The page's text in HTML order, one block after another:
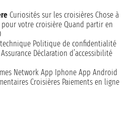
Curiosités sur les croisières Chose à
pour votre croisière Quand partir en
Politique de confidentialité
Assurance Déclaration d’accessibilité
Network App Iphone App Android
Croisières Paiements en ligne